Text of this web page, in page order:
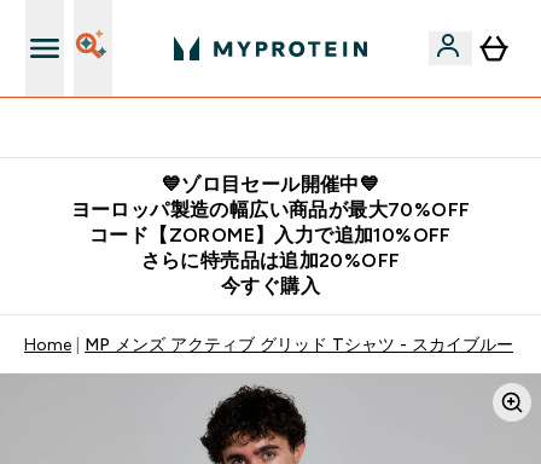
💙ゾロ目セール開催中💙
ヨーロッパ製造の幅広い商品が最大70%OFF
コード【ZOROME】入力で追加10%OFF
さらに特売品は追加20%OFF
今すぐ購入
Home MP メンズ アクティブ グリッド Tシャツ - スカイブルー